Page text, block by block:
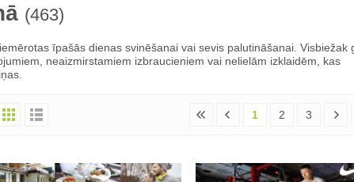
(463)
īpašās dienas svinēšanai vai sevis palutināšanai. Visbiežak
neaizmirstamiem izbraucieniem vai nelielām izklaidēm, kas
1 2 3